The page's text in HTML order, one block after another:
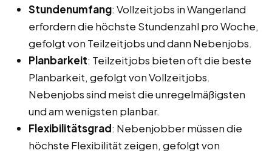
Stundenumfang: Vollzeitjobs in Wangerland
erfordern die höchste Stundenzahl pro Woche,
gefolgt von Teilzeitjobs und dann Nebenjobs.
Planbarkeit: Teilzeitjobs bieten oft die beste
Planbarkeit, gefolgt von Vollzeitjobs.
Nebenjobs sind meist die unregelmäßigsten
und am wenigsten planbar.
Flexibilitätsgrad: Nebenjobber müssen die
höchste Flexibilität zeigen, gefolgt von